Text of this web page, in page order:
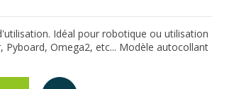
Idéal pour robotique ou utilisation
Pyboard, Omega2, etc... Modèle autocollant